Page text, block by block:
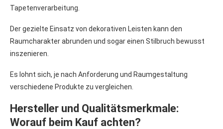
Tapetenverarbeitung.
Der gezielte Einsatz von dekorativen Leisten kann den
Raumcharakter abrunden und sogar einen Stilbruch bewusst
inszenieren.
Es lohnt sich, je nach Anforderung und Raumgestaltung
verschiedene Produkte zu vergleichen.
Hersteller und Qualitätsmerkmale:
Worauf beim Kauf achten?